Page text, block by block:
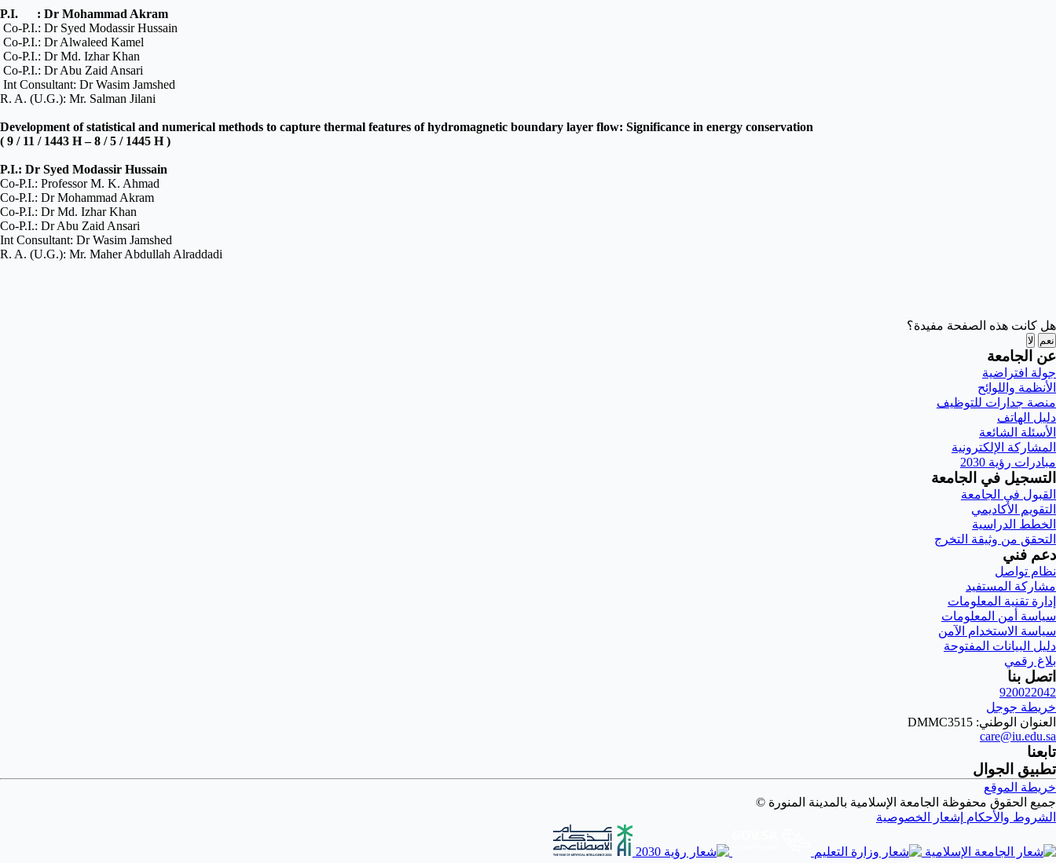
P.I. : Dr Mohammad Akram
Co-P.I.: Dr Syed Modassir Hussain
Co-P.I.: Dr Alwaleed Kamel
Co-P.I.: Dr Md. Izhar Khan
Co-P.I.: Dr Abu Zaid Ansari
Int Consultant: Dr Wasim Jamshed
R. A. (U.G.): Mr. Salman Jilani
Development of statistical and numerical methods to capture thermal features of hydromagnetic boundary layer flow: Significance in energy conservation
( 9 / 11 / 1443 H – 8 / 5 / 1445 H )
P.I.: Dr Syed Modassir Hussain
Co-P.I.: Professor M. K. Ahmad
Co-P.I.: Dr Mohammad Akram
Co-P.I.: Dr Md. Izhar Khan
Co-P.I.: Dr Abu Zaid Ansari
Int Consultant: Dr Wasim Jamshed
R. A. (U.G.): Mr. Maher Abdullah Alraddadi
هل كانت هذه الصفحة مفيدة؟
نعم لا
عن الجامعة
جولة افتراضية
الأنظمة واللوائح
منصة جدارات للتوظيف
دليل الهاتف
الأسئلة الشائعة
المشاركة الإلكترونية
مبادرات رؤية 2030
التسجيل في الجامعة
القبول في الجامعة
التقويم الأكاديمي
الخطط الدراسية
التحقق من وثيقة التخرج
دعم فني
نظام تواصل
مشاركة المستفيد
إدارة تقنية المعلومات
سياسة أمن المعلومات
سياسة الاستخدام الآمن
دليل البيانات المفتوحة
بلاغ رقمي
اتصل بنا
920022042
خريطة جوجل
العنوان الوطني: DMMC3515
care@iu.edu.sa
تابعنا
تطبيق الجوال
خريطة الموقع
جميع الحقوق محفوظة الجامعة الإسلامية بالمدينة المنورة ©
الشروط والأحكام إشعار الخصوصية